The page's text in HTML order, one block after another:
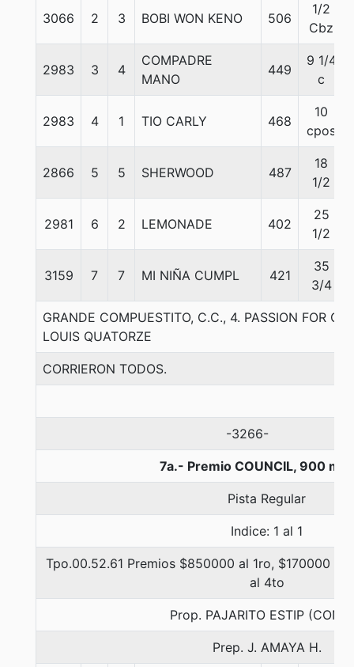
3066 2 3 BOBI WON KENO 506
1/2
Cbz
2983 3 4
COMPADRE
MANO
449
9 1/4
c
2983 4 1 TIO CARLY 468
10
cpos
2866 5 5 SHERWOOD 487
18
1/2
2981 6 2 LEMONADE 402
25
1/2
3159 7 7 MI NIÑA CUMPL 421
35
3/4
GRANDE COMPUESTITO, C.C., 4. PASSION FOR
LOUIS QUATORZE
CORRIERON TODOS.
-3266-
7a.- Premio COUNCIL, 900
Pista Regular
Indice: 1 al 1
Tpo.00.52.61 Premios $850000 al 1ro, $170000
al 4to
Prop. PAJARITO ESTIP
Prep. J. AMAYA H.